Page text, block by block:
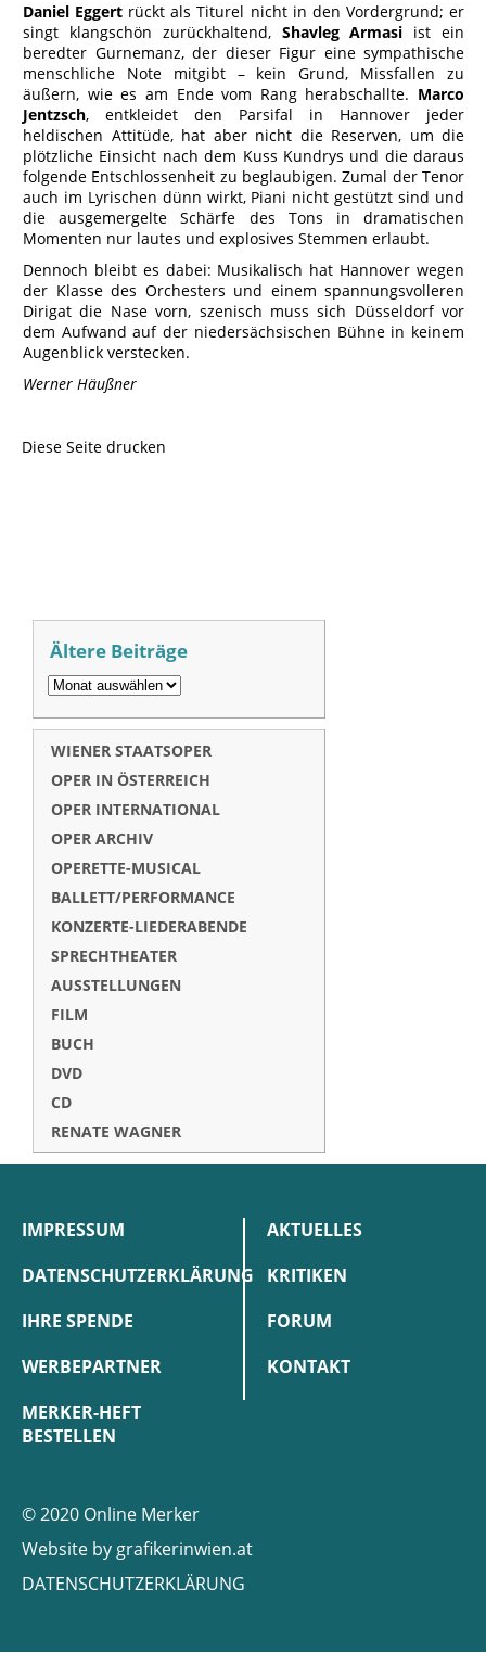
Daniel Eggert rückt als Titurel nicht in den Vordergrund; er
singt klangschön zurückhaltend, Shavleg Armasi ist ein
beredter Gurnemanz, der dieser Figur eine sympathische
menschliche Note mitgibt – kein Grund, Missfallen zu
äußern, wie es am Ende vom Rang herabschallte. Marco
Jentzsch, entkleidet den Parsifal in Hannover jeder
heldischen Attitüde, hat aber nicht die Reserven, um die
plötzliche Einsicht nach dem Kuss Kundrys und die daraus
folgende Entschlossenheit zu beglaubigen. Zumal der Tenor
auch im Lyrischen dünn wirkt, Piani nicht gestützt sind und
die ausgemergelte Schärfe des Tons in dramatischen
Momenten nur lautes und explosives Stemmen erlaubt.
Dennoch bleibt es dabei: Musikalisch hat Hannover wegen
der Klasse des Orchesters und einem spannungsvolleren
Dirigat die Nase vorn, szenisch muss sich Düsseldorf vor
dem Aufwand auf der niedersächsischen Bühne in keinem
Augenblick verstecken.
Werner Häußner
Diese Seite drucken
Ältere Beiträge
WIENER STAATSOPER
OPER IN ÖSTERREICH
OPER INTERNATIONAL
OPER ARCHIV
OPERETTE-MUSICAL
BALLETT/PERFORMANCE
KONZERTE-LIEDERABENDE
SPRECHTHEATER
AUSSTELLUNGEN
FILM
BUCH
DVD
CD
RENATE WAGNER
IMPRESSUM
DATENSCHUTZERKLÄRUNG
IHRE SPENDE
WERBEPARTNER
MERKER-HEFT
BESTELLEN
AKTUELLES
KRITIKEN
FORUM
KONTAKT
© 2020 Online Merker
Website by grafikerinwien.at
DATENSCHUTZERKLÄRUNG